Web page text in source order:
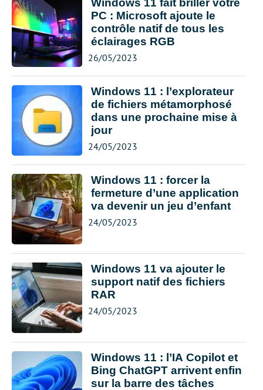
Windows 11 fait briller votre
PC : Microsoft ajoute le
contrôle natif de tous les
éclairages RGB
26/05/2023
Windows 11 : l’explorateur
de fichiers métamorphosé
dans une prochaine mise à
jour
24/05/2023
Windows 11 : forcer la
fermeture d’une application
va devenir un jeu d’enfant
24/05/2023
Windows 11 va ajouter le
support natif des fichiers
RAR
24/05/2023
Windows 11 : l’IA Copilot et
Bing ChatGPT arrivent enfin
sur la barre des tâches